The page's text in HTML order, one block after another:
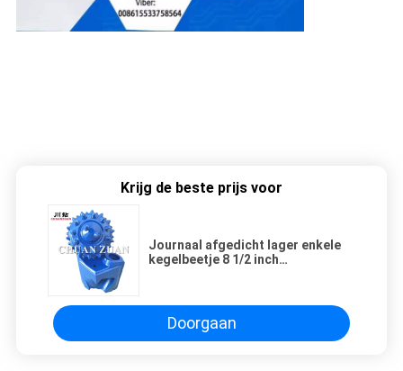
Krijg de beste prijs voor
Journaal afgedicht lager enkele
kegelbeetje 8 1/2 inch
Doorgaan